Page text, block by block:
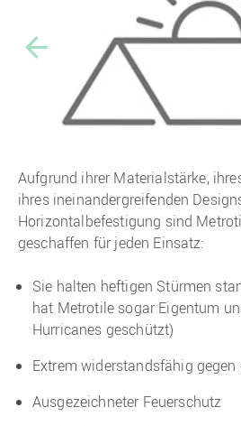
Aufgrund ihrer Materialstärke,
ihres ineinandergreifenden
Horizontalbefestigung sind
geschaffen für jeden Einsatz:
Sie halten heftigen Stürmen
hat Metrotile sogar Eigentum
Hurricanes geschützt)
Extrem widerstandsfähig gegen
Ausgezeichneter Feuerschutz